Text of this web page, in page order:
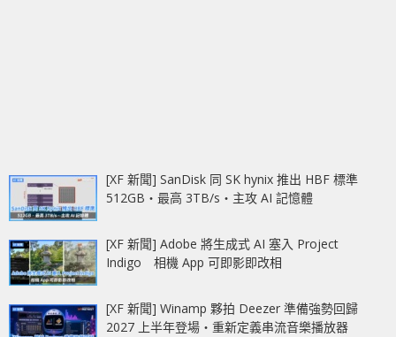
[XF 新聞] SanDisk 同 SK hynix 推出 HBF 標準
512GB‧最高 3TB/s‧主攻 AI 記憶體
[XF 新聞] Adobe 將生成式 AI 塞入 Project
Indigo 相機 App 可即影即改相
[XF 新聞] Winamp 夥拍 Deezer 準備強勢回歸
2027 上半年登場‧重新定義串流音樂播放器